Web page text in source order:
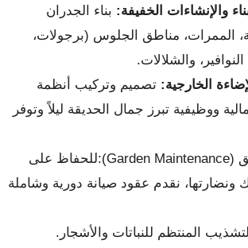
والإنشاءات الخفيفة: بناء الجدران
الممرات، مناطق الجلوس (برجولات،
والشلالات.
الخارجية: تصميم وتركيب أنظمة
ووظيفية تبرز جمال الحديقة ليلاً وتوفر
صيانة الحدائق (Garden Maintenance):للحفاظ على
ونضارتها، نقدم عقود صيانة دورية وشاملة
المنتظم للنباتات والأشجار.